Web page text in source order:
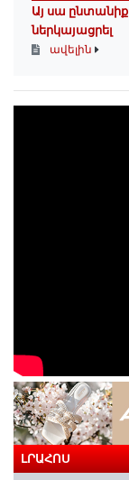
Այ սա ընտանիք
ներկայացրել
ավելին
ԼՐԱՀՈՍ